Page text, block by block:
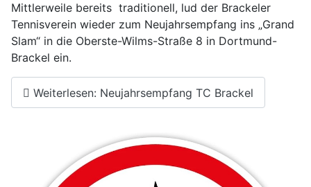
Mittlerweile bereits traditionell, lud der Brackeler
Tennisverein wieder zum Neujahrsempfang ins „Grand
Slam“ in die Oberste-Wilms-Straße 8 in Dortmund-
Brackel ein.
Weiterlesen: Neujahrsempfang TC Brackel